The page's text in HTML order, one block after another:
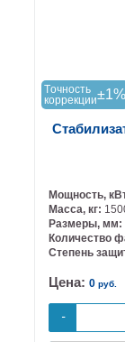
Tочность
коррекции±1%
Мощность,
Масса, кг:
Размеры, мм:
Количество
Степень
Цена: 0 руб.
-